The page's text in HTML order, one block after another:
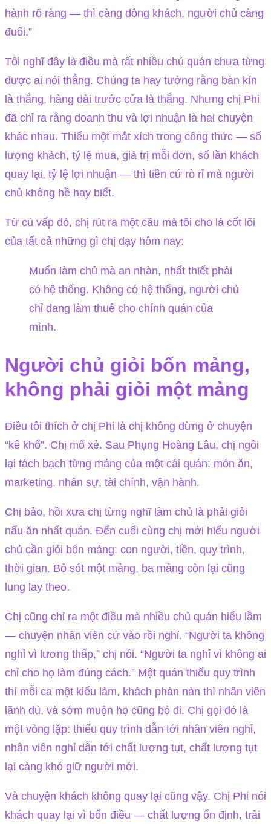
hành rõ ràng — thì càng đông khách, người chủ càng
đuối.”
Tôi nghĩ đây là điều mà rất nhiều chủ quán chưa từng
được ai nói thẳng. Chúng ta hay tưởng rằng bàn kín
là thắng, hàng dài trước cửa là thắng. Nhưng chị Phi
đã chỉ ra rằng doanh thu và lợi nhuận là hai chuyện
khác nhau. Thiếu một mắt xích trong công thức — số
lượng khách, tỷ lệ mua, giá trị mỗi đơn, số lần khách
quay lại, tỷ lệ lợi nhuận — thì tiền cứ rò rỉ mà người
chủ không hề hay biết.
Từ cú vấp đó, chị rút ra một câu mà tôi cho là cốt lõi
của tất cả những gì chị dạy hôm nay:
Muốn làm chủ mà an nhàn, nhất thiết phải
có hệ thống. Không có hệ thống, người chủ
chỉ đang làm thuê cho chính quán của
mình.
Người chủ giỏi bốn mảng,
không phải giỏi một mảng
Điều tôi thích ở chị Phi là chị không dừng ở chuyện
“kể khổ”. Chị mổ xẻ. Sau Phụng Hoàng Lâu, chị ngồi
lại tách bạch từng mảng của một cái quán: món ăn,
marketing, nhân sự, tài chính, vận hành.
Chị bảo, hồi xưa chị từng nghĩ làm chủ là phải giỏi
nấu ăn nhất quán. Đến cuối cùng chị mới hiểu người
chủ cần giỏi bốn mảng: con người, tiền, quy trình,
thời gian. Bỏ sót một mảng, ba mảng còn lại cũng
lung lay theo.
Chị cũng chỉ ra một điều mà nhiều chủ quán hiểu lầm
— chuyện nhân viên cứ vào rồi nghỉ. “Người ta không
nghỉ vì lương thấp,” chị nói. “Người ta nghỉ vì không ai
chỉ cho họ làm đúng cách.” Một quán thiếu quy trình
thì mỗi ca một kiểu làm, khách phàn nàn thì nhân viên
lãnh đủ, và sớm muộn họ cũng bỏ đi. Chị gọi đó là
một vòng lặp: thiếu quy trình dẫn tới nhân viên nghỉ,
nhân viên nghỉ dẫn tới chất lượng tụt, chất lượng tụt
lại càng khó giữ người mới.
Và chuyện khách không quay lại cũng vậy. Chị Phi nói
khách quay lại vì bốn điều — chất lượng ổn định, trải